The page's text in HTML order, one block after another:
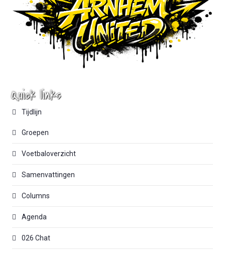
Quick links
Tijdlijn
Groepen
Voetbaloverzicht
Samenvattingen
Columns
Agenda
026 Chat